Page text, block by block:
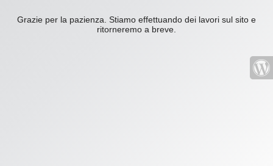
Grazie per la pazienza. Stiamo effettuando dei lavori sul sito e
ritorneremo a breve.